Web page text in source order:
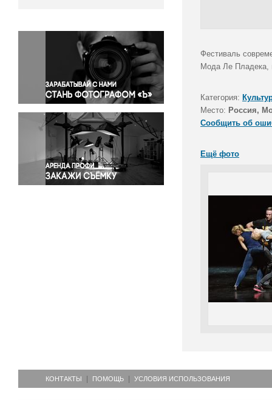
Окружающая среда
Политика
Правосудие
Происшествия и конфликты
Религия
Светская жизнь
Спорт
Экология
Экономика и бизнес
Фестиваль
Мода Ле Пладека,
Категория:
Место: Россия,
Сообщить об
Ещё фото
КОНТАКТЫ ПОМОЩЬ УСЛОВИЯ ИСПОЛЬЗОВАНИЯ